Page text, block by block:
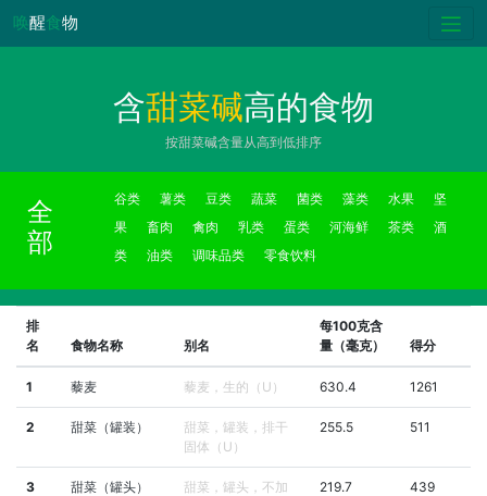
唤醒食物
含甜菜碱高的食物
按甜菜碱含量从高到低排序
全
部
谷类 薯类 豆类 蔬菜 菌类 藻类 水果
坚
果
畜肉 禽肉 乳类 蛋类 河海鲜 茶类
酒
类
油类 调味品类 零食饮料
排
名
食物名称 别名
每100克含
量（毫克）
得分
1 藜麦 藜麦，生的（U） 630.4 1261
2 甜菜（罐装）
甜菜，罐装，排干
固体（U）
255.5 511
3 甜菜（罐头）
甜菜，罐头，不加
219.7 439